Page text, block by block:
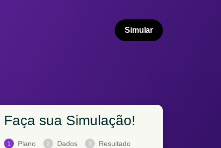
Simular
Faça sua Simulação!
1 Plano 2 Dados 3 Resultado